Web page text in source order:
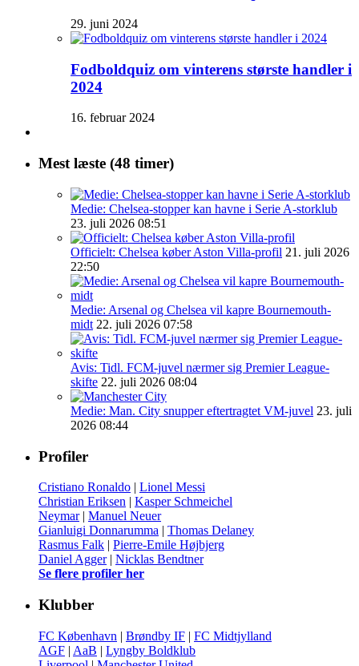
29. juni 2024
Fodboldquiz om vinterens største handler i
2024
16. februar 2024
Mest læste (48 timer)
Medie: Chelsea-stopper kan havne i Serie A-storklub
23. juli 2026 08:51
Officielt: Chelsea køber Aston Villa-profil 21. juli 2026
22:50
Medie: Arsenal og Chelsea vil kapre Bournemouth-
midt 22. juli 2026 07:58
Avis: Tidl. FCM-juvel nærmer sig Premier League-
skifte 22. juli 2026 08:04
Medie: Man. City snupper eftertragtet VM-juvel 23. juli
2026 08:44
Profiler
Cristiano Ronaldo | Lionel Messi
Christian Eriksen | Kasper Schmeichel
Neymar| Manuel Neuer
Gianluigi Donnarumma | Thomas Delaney
Rasmus Falk | Pierre-Emile Højbjerg
Daniel Agger| Nicklas Bendtner
Se flere profiler her
Klubber
FC København | Brøndby IF | FC Midtjylland
AGF | AaB | Lyngby Boldklub